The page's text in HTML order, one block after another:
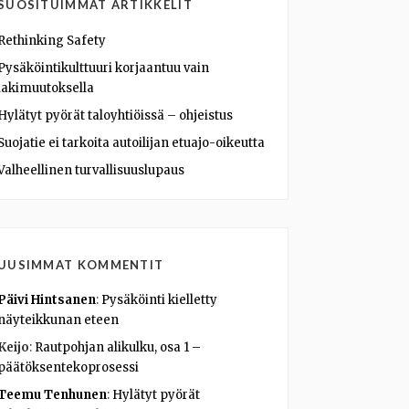
ARTIKKELIT
Safety
korjaantuu vain
pyörät taloyhtiöissä – ohjeistus
ei tarkoita autoilijan etuajo-oikeutta
turvallisuuslupaus
KOMMENTIT
Hintsanen: Pysäköinti kielletty
eteen
: Rautpohjan alikulku, osa 1 –
Tenhunen: Hylätyt pyörät